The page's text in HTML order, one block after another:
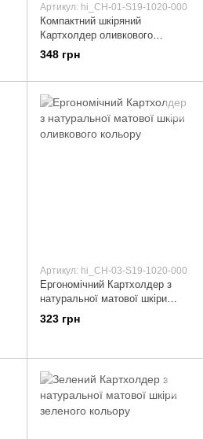
Артикул: hi_CH-01-S19-1020-000
Компактний шкіряний
Картхолдер оливкового
кольору
348 грн
Артикул: hi_CH-03-S19-1020-000
Ергономічний Картхолдер з
натуральної матової шкіри
оливкового кольору
323 грн